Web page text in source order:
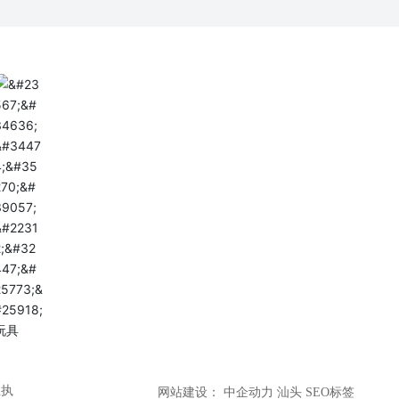
网站建设： 中企动力 汕头 SEO标签